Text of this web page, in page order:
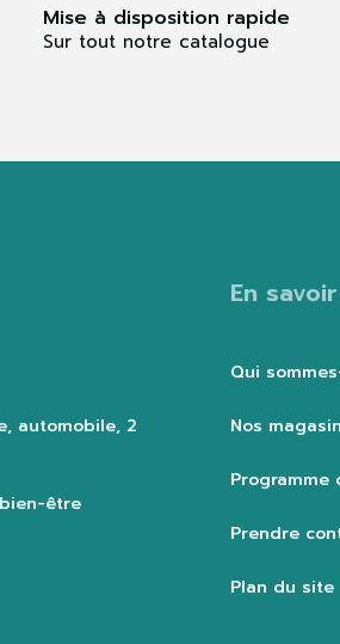
Mise à disposition rapide
Sur tout notre catalogue
automobile, 2
être
En
Qui
Nos
Prendre
Plan du site